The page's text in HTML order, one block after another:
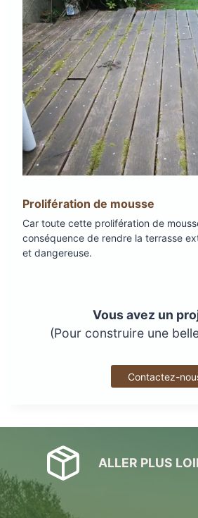
Prolifération de mousse
Car toute cette prolifération de
conséquence de rendre la terrasse
et dangereuse.
Vous avez un
(Pour construire une
Contactez-
ALLER PLUS